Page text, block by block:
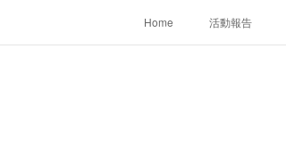
Home 活動報告